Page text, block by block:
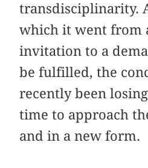
transdisciplinarity.
which it went from
invitation to a
be fulfilled, the
recently been
time to approach
and in a new form.